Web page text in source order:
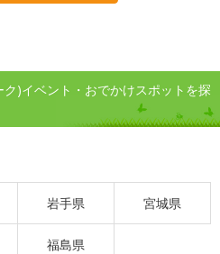
)イベント・おでかけスポットを探
岩手県 宮城県
福島県